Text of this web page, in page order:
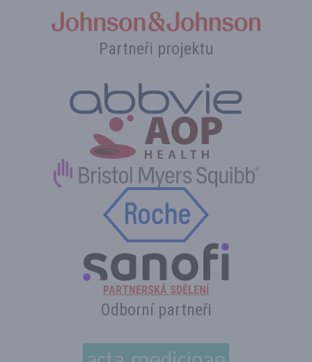
Partneři projektu
PARTNERSKÁ SDĚLENÍ
Odborní partneři